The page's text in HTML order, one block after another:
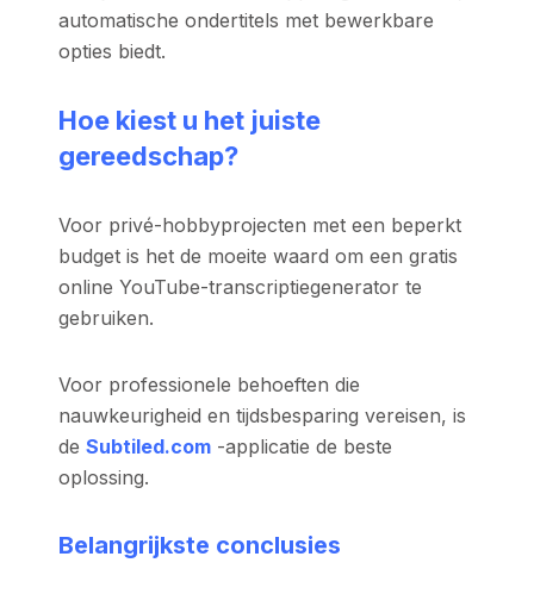
automatische ondertitels met bewerkbare
opties biedt.
Hoe kiest u het juiste
gereedschap?
Voor privé-hobbyprojecten met een beperkt
budget is het de moeite waard om een gratis
online YouTube-transcriptiegenerator te
gebruiken.
Voor professionele behoeften die
nauwkeurigheid en tijdsbesparing vereisen, is
deSubtiled.com -applicatie de beste
oplossing.
Belangrijkste conclusies